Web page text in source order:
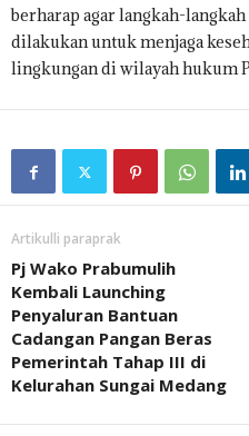
berharap agar langkah-
dilakukan untuk menjaga
lingkungan di wilayah hukum
Artikulli paraprak
Pj Wako Prabumulih
Kembali Launching
Penyaluran Bantuan
Cadangan Pangan Beras
Pemerintah Tahap III di
Kelurahan Sungai Medang